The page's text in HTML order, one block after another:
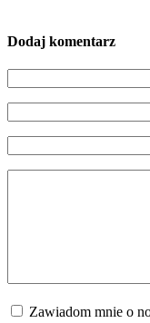
Dodaj komentarz
Zawiadom mnie o